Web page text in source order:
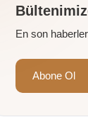
En son
Abone Ol